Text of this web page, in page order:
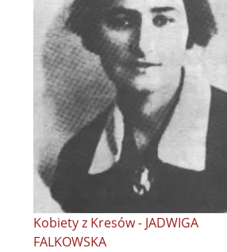
Kobiety z Kresów - JADWIGA
FALKOWSKA